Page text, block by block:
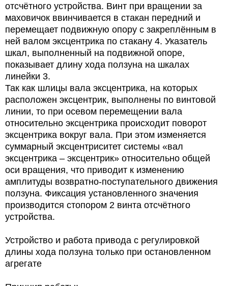
отсчётного устройства. Винт при вращении за
маховичок ввинчивается в стакан передний и
перемещает подвижную опору с закреплённым в
ней валом эксцентрика по стакану 4. Указатель
шкал, выполненный на подвижной опоре,
показывает длину хода ползуна на шкалах
линейки 3.
Так как шлицы вала эксцентрика, на которых
расположен эксцентрик, выполнены по винтовой
линии, то при осевом перемещении вала
относительно эксцентрика происходит поворот
эксцентрика вокруг вала. При этом изменяется
суммарный эксцентриситет системы «вал
эксцентрика – эксцентрик» относительно общей
оси вращения, что приводит к изменению
амплитуды возвратно-поступательного движения
ползуна. Фиксация установленного значения
производится стопором 2 винта отсчётного
устройства.
Устройство и работа привода с регулировкой
длины хода ползуна только при остановленном
агрегате